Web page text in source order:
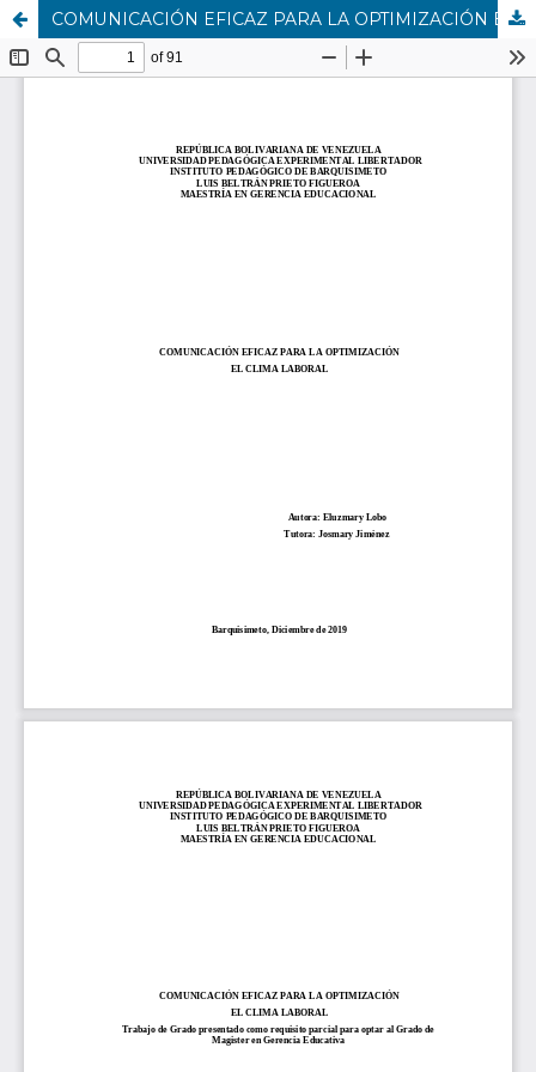
COMUNICACIÓN EFICAZ PARA LA OPTIMIZACIÓN EL CLIMA LABORAL